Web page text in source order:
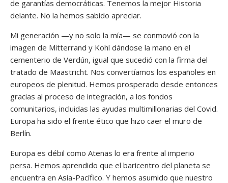
de garantías democráticas. Tenemos la mejor Historia
delante. No la hemos sabido apreciar.
Mi generación —y no solo la mía— se conmovió con la
imagen de Mitterrand y Kohl dándose la mano en el
cementerio de Verdún, igual que sucedió con la firma del
tratado de Maastricht. Nos convertíamos los españoles en
europeos de plenitud. Hemos prosperado desde entonces
gracias al proceso de integración, a los fondos
comunitarios, incluidas las ayudas multimillonarias del Covid.
Europa ha sido el frente ético que hizo caer el muro de
Berlín.
Europa es débil como Atenas lo era frente al imperio
persa. Hemos aprendido que el baricentro del planeta se
encuentra en Asia-Pacífico. Y hemos asumido que nuestro